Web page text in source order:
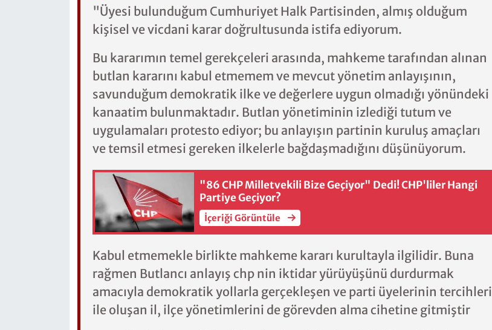
"Üyesi bulunduğum Cumhuriyet Halk Partisinden, almış olduğum
kişisel ve vicdani karar doğrultusunda istifa ediyorum.
Bu kararımın temel gerekçeleri arasında, mahkeme tarafından alınan
butlan kararını kabul etmemem ve mevcut yönetim anlayışının,
savunduğum demokratik ilke ve değerlere uygun olmadığı yönündeki
kanaatim bulunmaktadır. Butlan yönetiminin izlediği tutum ve
uygulamaları protesto ediyor; bu anlayışın partinin kuruluş amaçları
ve temsil etmesi gereken ilkelerle bağdaşmadığını düşünüyorum.
"86 CHP Milletvekili Bize Geçiyor" Dedi! CHP'liler Hangi
Partiye Geçiyor?
İçeriği Görüntüle
Kabul etmemekle birlikte mahkeme kararı kurultayla ilgilidir. Buna
rağmen Butlancı anlayış chp nin iktidar yürüyüşünü durdurmak
amacıyla demokratik yollarla gerçekleşen ve parti üyelerinin tercihleri
ile oluşan il, ilçe yönetimlerini de görevden alma cihetine gitmiştir